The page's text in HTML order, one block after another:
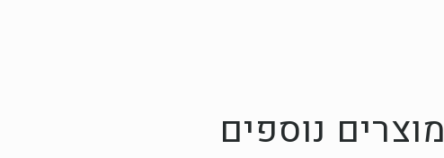
מוצרים נוספים